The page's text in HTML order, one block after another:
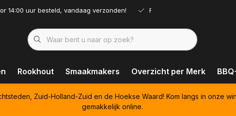
14:00 uur besteld, vandaag verzonden! Ruim assortiment!
Rookhout Smaakmakers Overzicht per Merk
Zuid-Holland-Zuid en de Hoekse Waard! Kom langs in onze
gemakkelijk online.